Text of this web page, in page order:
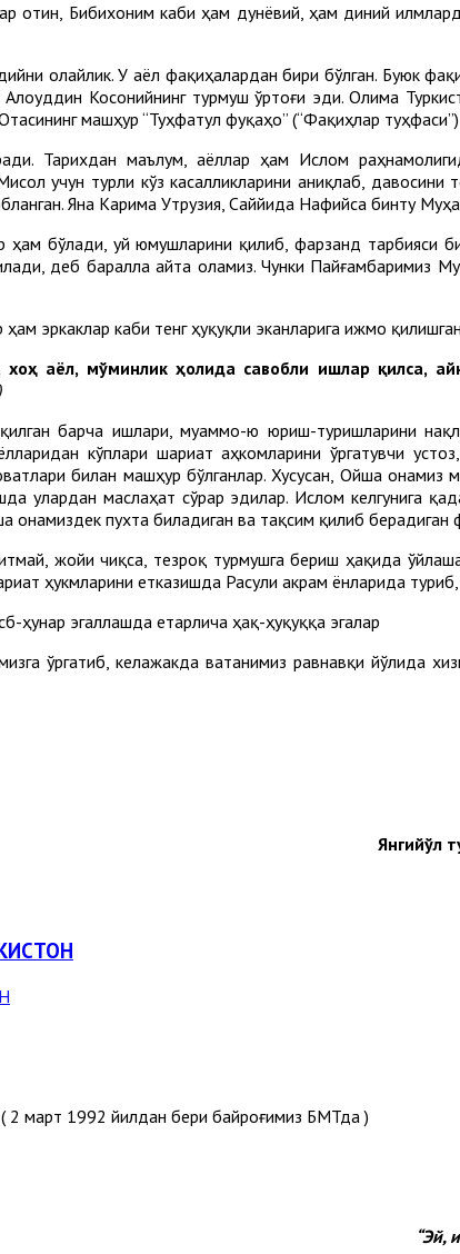
отин, Бибихоним каби ҳам дунёвий, ҳам диний
олайлик. У аёл фақиҳалардан бири бўлган. Буюк
Косонийнинг турмуш ўртоғи эди. Олима
машҳур “Туҳфатул фуқаҳо” (“Фақиҳлар
Тарихдан маълум, аёллар ҳам Ислом
учун турли кўз касалликларини аниқлаб,
Яна Карима Утрузия, Сай­йида Нафийса бинту
ҳам бўлади, уй юмушларини қилиб, фарзанд тарбияси
деб баралла айта оламиз. Чунки Пайғамбаримиз
эркаклар каби тенг ҳуқуқли эканларига ижмо
хоҳ аёл, мўминлик ҳолида савобли ишлар қил­са,
барча ишлари, муаммо-ю юриш-туришларини
кўплари шариат аҳкомларини ўргатувчи
билан машҳур бўлганлар. Хусусан, Ойша онамиз
улардан маслаҳат сўрар эдилар. Ислом келгунига
пухта биладиган ва тақсим қилиб берадиган
жойи чиқса, тезроқ турмушга бериш ҳақида
ҳукмларини етказишда Расули акрам ёнларида
ҳунар эгаллашда етарлича ҳақ-ҳуқуққа эгалар
ўргатиб, келажакда ватанимиз равнавқи йўлида
Янгийўл
( 2 март 1992 йилдан бери байроғимиз БМТда )
“Эй,